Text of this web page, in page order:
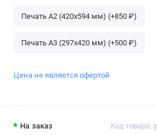
На заказ Код товара:
Печать A2 (420х594 мм) (+850 ₽)
Печать A3 (297х420 мм) (+500 ₽)
Цена не является офертой